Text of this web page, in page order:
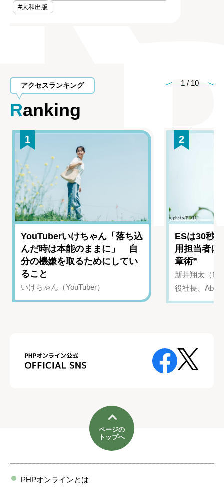
#大和出版
アクセスランキング
Ranking
1 / 10
1
YouTuberいけちゃん「落ち込
んだ時は本能のままに」 自
分の機嫌を取るためにしてい
ること
いけちゃん（YouTuber）
2
ESは30秒
用担当者に
章術”
新井翔太（
役社長、
ページの
トップへ
PHPオンラインとは